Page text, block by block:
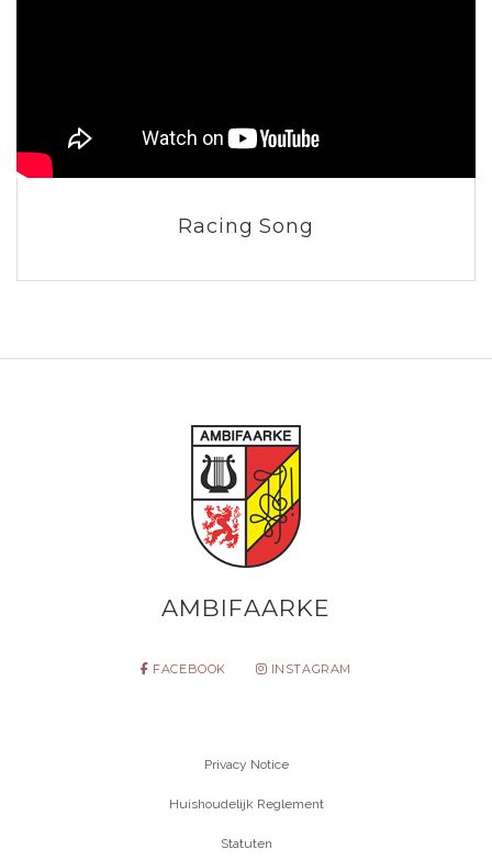
Racing Song
AMBIFAARKE
FACEBOOK INSTAGRAM
Privacy Notice
Huishoudelijk Reglement
Statuten